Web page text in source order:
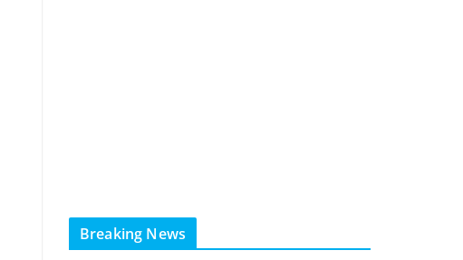
Breaking News